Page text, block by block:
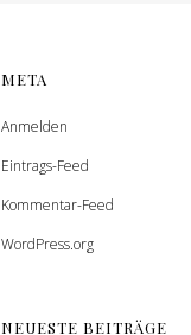
META
Anmelden
Eintrags-Feed
Kommentar-Feed
WordPress.org
NEUESTE BEITRÄGE